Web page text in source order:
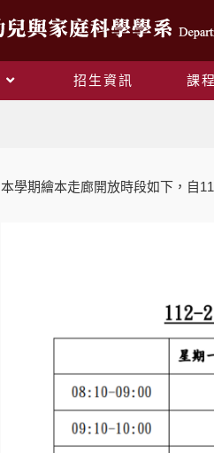
招生資訊 課
本學期繪本走廊開放時段如下，自